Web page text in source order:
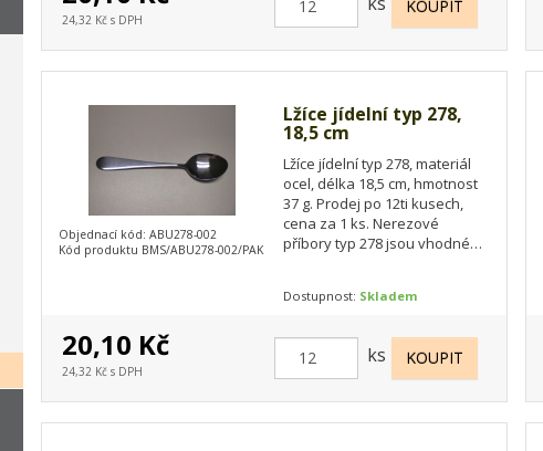
24,32 Kč s DPH
Lžíce jídelní typ 278,
18,5 cm
Lžíce jídelní typ 278, materiál
ocel, délka 18,5 cm, hmotnost
37 g. Prodej po 12ti kusech,
cena za 1 ks. Nerezové
příbory typ 278 jsou vhodné
Dostupnost: Skladem
Objednací kód: ABU278-002
Kód produktu BMS/ABU278-002/PAK
20,10 Kč
24,32 Kč s DPH
ks